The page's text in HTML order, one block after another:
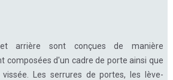
arrière sont conçues de manière
composées d'un cadre de porte ainsi que
Les serrures de portes, les lève-